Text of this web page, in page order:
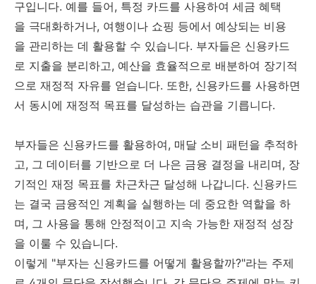
구입니다. 예를 들어, 특정 카드를 사용하여 세금 혜택
을 극대화하거나, 여행이나 쇼핑 등에서 예상되는 비용
을 관리하는 데 활용할 수 있습니다. 부자들은 신용카드
로 지출을 분리하고, 예산을 효율적으로 배분하여 장기적
으로 재정적 자유를 얻습니다. 또한, 신용카드를 사용하면
서 동시에 재정적 목표를 달성하는 습관을 기릅니다.
부자들은 신용카드를 활용하여, 매달 소비 패턴을 추적하
고, 그 데이터를 기반으로 더 나은 금융 결정을 내리며, 장
기적인 재정 목표를 차근차근 달성해 나갑니다. 신용카드
는 결국 금융적인 계획을 실행하는 데 중요한 역할을 하
며, 그 사용을 통해 안정적이고 지속 가능한 재정적 성장
을 이룰 수 있습니다.
이렇게 "부자는 신용카드를 어떻게 활용할까?"라는 주제